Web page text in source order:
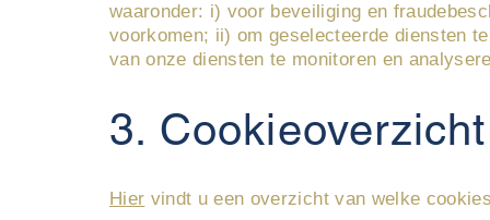
waaronder: i) voor beveiliging en
voorkomen; ii) om geselecteerde diensten
van onze diensten te monitoren en
3.
Hier vindt u een overzicht van welke